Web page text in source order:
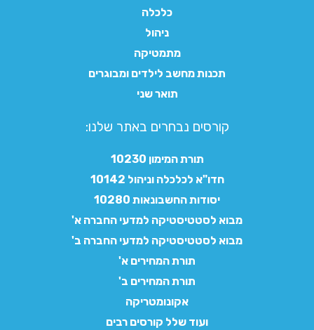
כלכלה
ניהול
מתמטיקה
תכנות מחשב לילדים ומבוגרים
תואר שני
קורסים נבחרים באתר שלנו:​
תורת המימון 10230
חדו"א לכלכלה וניהול 10142
יסודות החשבונאות 10280
מבוא לסטטיסטיקה למדעי החברה א'
מבוא לסטטיסטיקה למדעי החברה ב'
תורת המחירים א'
תורת המחירים ב'
אקונומטריקה
ועוד שלל קורסים רבים